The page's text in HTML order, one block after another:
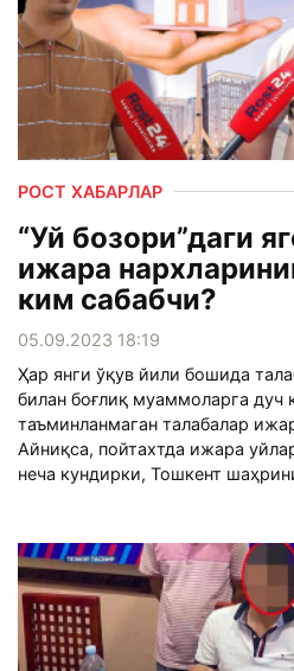
РОСТ ХАБАРЛАР
“Уй бозори”даги
ижара
ким сабабчи?
05.09.2023 18:19
Ҳар янги ўқув йили бошида
билан боғлиқ муаммоларга дуч
таъминланмаган талабалар
Айниқса, пойтахтда ижара
неча кундирки, Тошкент